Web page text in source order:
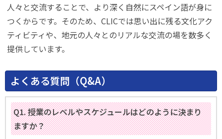
人々と交流することで、より深く自然にスペイン語が身に
つくからです。そのため、CLICでは思い出に残る文化アク
ティビティや、地元の人々とのリアルな交流の場を数多く
提供しています。
よくある質問（Q&A）
Q1. 授業のレベルやスケジュールはどのように決まり
ますか？